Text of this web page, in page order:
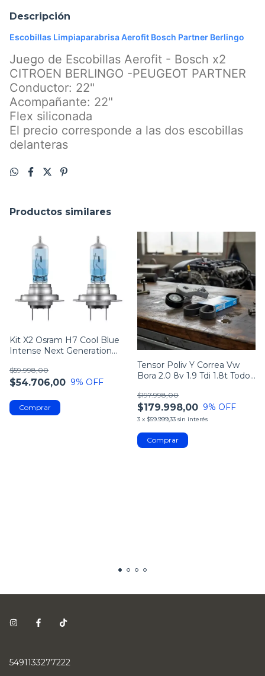
Descripción
Escobillas Limpiaparabrisa Aerofit Bosch Partner Berlingo
Juego de Escobillas Aerofit - Bosch x2
CITROEN BERLINGO -PEUGEOT PARTNER
Conductor: 22"
Acompañante: 22"
Flex siliconada
El precio corresponde a las dos escobillas
delanteras
Productos similares
Kit X2 Osram H7 Cool Blue
Intense Next Generation
$54.706,00
$59.998,00
9% OFF
Tensor Poliv Y Correa Vw
Bora 2.0 8v 1.9 Tdi 1.8t Todos
$179.998,00
$197.998,00
9% OFF
3 x $59.999,33 sin interés
5491133277222